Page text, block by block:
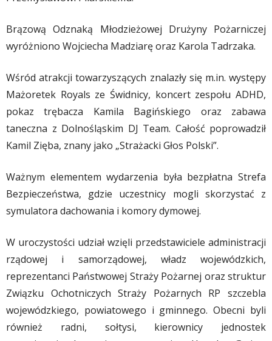
Brązową Odznaką Młodzieżowej Drużyny Pożarniczej
wyróżniono Wojciecha Madziarę oraz Karola Tadrzaka.
Wśród atrakcji towarzyszących znalazły się m.in. występy
Mażoretek Royals ze Świdnicy, koncert zespołu ADHD,
pokaz trębacza Kamila Bagińskiego oraz zabawa
taneczna z Dolnośląskim DJ Team. Całość poprowadził
Kamil Zięba, znany jako „Strażacki Głos Polski”.
Ważnym elementem wydarzenia była bezpłatna Strefa
Bezpieczeństwa, gdzie uczestnicy mogli skorzystać z
symulatora dachowania i komory dymowej.
W uroczystości udział wzięli przedstawiciele administracji
rządowej i samorządowej, władz wojewódzkich,
reprezentanci Państwowej Straży Pożarnej oraz struktur
Związku Ochotniczych Straży Pożarnych RP szczebla
wojewódzkiego, powiatowego i gminnego. Obecni byli
również radni, sołtysi, kierownicy jednostek